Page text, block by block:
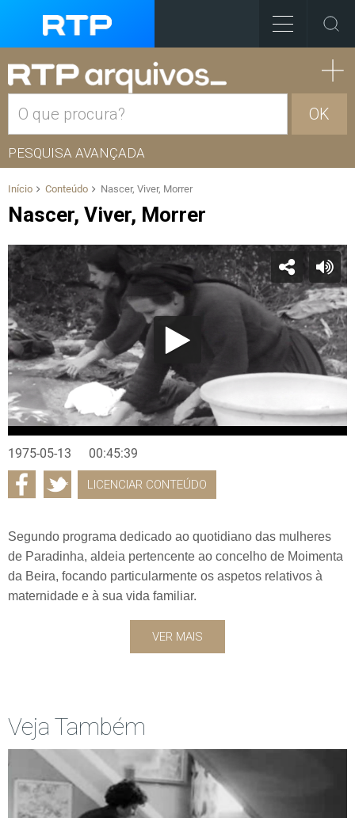
OK
PESQUISA AVANÇADA
Início Conteúdo Nascer, Viver, Morrer
Nascer, Viver, Morrer
1975-05-13 00:45:39
LICENCIAR CONTEÚDO
Segundo programa dedicado ao quotidiano das mulheres
de Paradinha, aldeia pertencente ao concelho de Moimenta
da Beira, focando particularmente os aspetos relativos à
maternidade e à sua vida familiar.
VER MAIS
Veja Também